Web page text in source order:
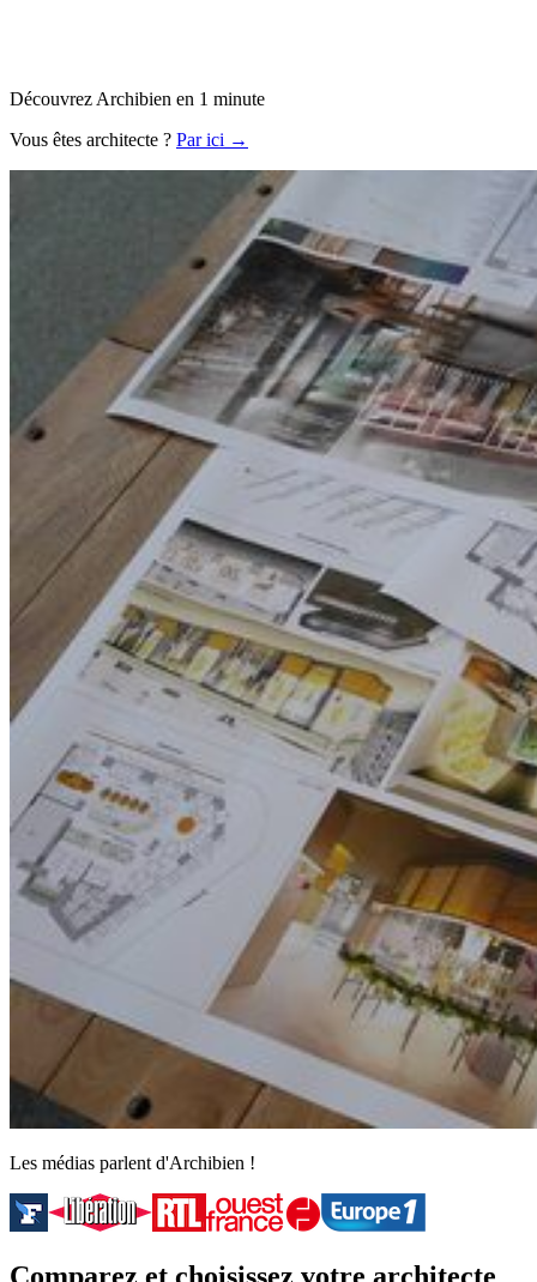
Découvrez Archibien en 1 minute
Vous êtes architecte ? Par ici →
Les médias parlent d'Archibien !
Comparez et choisissez votre architecte